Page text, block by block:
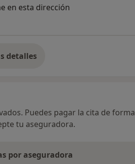
en esta dirección
detalles
la dirección
Puedes pagar la cita de forma
tu aseguradora.
por aseguradora